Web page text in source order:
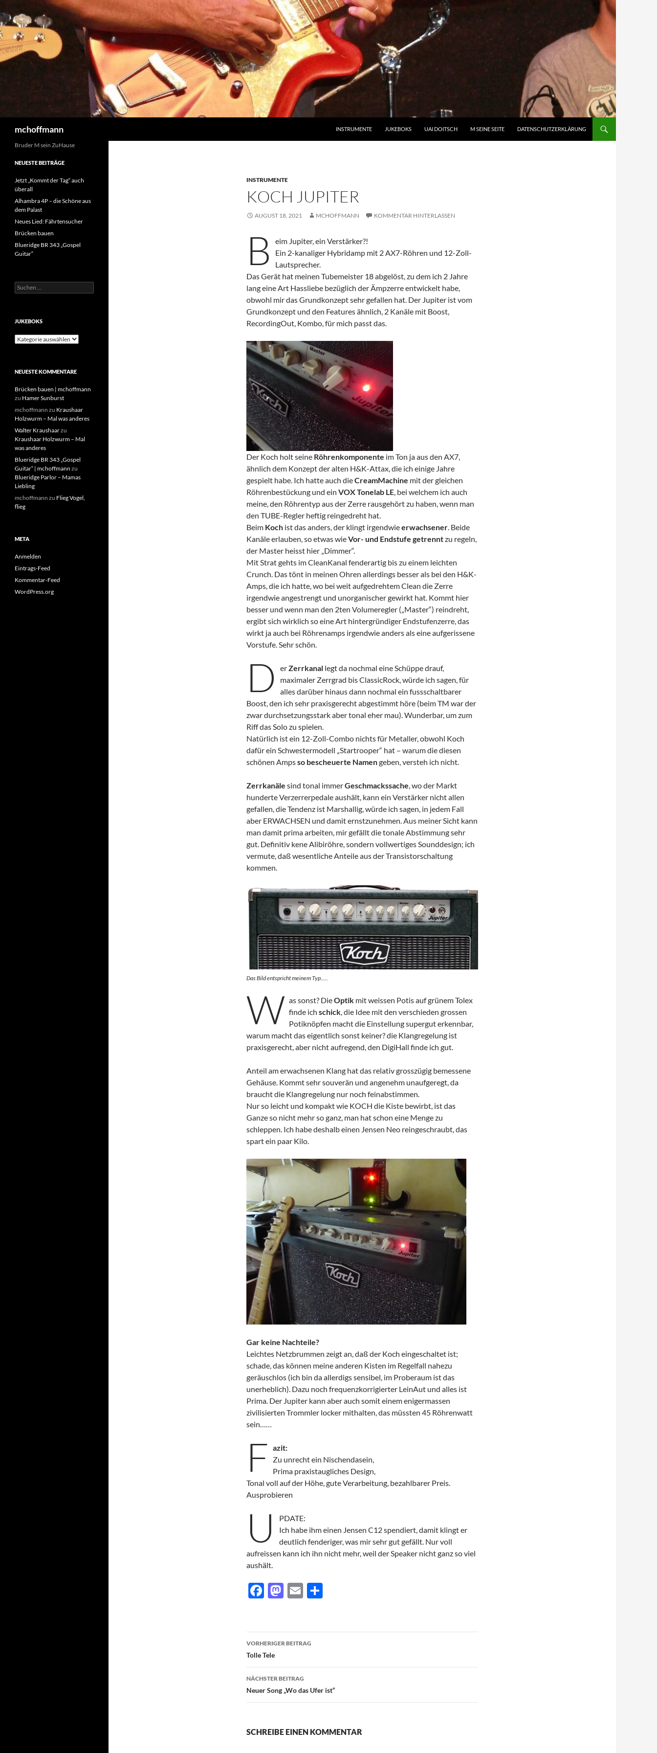
Inhalt
springen
mchoffmann INSTRUMENTE JUKEBOKS UAI DOITSCH M SEINE SEITE DATENSCHUTZERKLÄRUNG
INSTRUMENTE
KOCH JUPITER
AUGUST 18, 2021 MCHOFFMANN KOMMENTAR HINTERLASSEN
B
eim Jupiter, ein Verstärker?!
Ein 2-kanaliger Hybridamp mit 2 AX7-Röhren und 12-Zoll-
Lautsprecher.
Das Gerät hat meinen Tubemeister 18 abgelöst, zu dem ich 2 Jahre
lang eine Art Hassliebe bezüglich der Ämpzerre entwickelt habe,
obwohl mir das Grundkonzept sehr gefallen hat. Der Jupiter ist vom
Grundkonzept und den Features ähnlich, 2 Kanäle mit Boost,
RecordingOut, Kombo, für mich passt das.
Der Koch holt seine Röhrenkomponente im Ton ja aus den AX7,
ähnlich dem Konzept der alten H&K-Attax, die ich einige Jahre
gespielt habe. Ich hatte auch dieCreamMachine mit der gleichen
Röhrenbestückung und ein VOX Tonelab LE, bei welchem ich auch
meine, den Röhrentyp aus der Zerre rausgehört zu haben, wenn man
den TUBE-Regler heftig reingedreht hat.
Beim Koch ist das anders, der klingt irgendwieerwachsener. Beide
Kanäle erlauben, so etwas wieVor- und Endstufe getrenntzu regeln,
der Master heisst hier „Dimmer“.
Mit Strat gehts im CleanKanal fenderartig bis zu einem leichten
Crunch. Das tönt in meinen Ohren allerdings besser als bei den H&K-
Amps, die ich hatte, wo bei weit aufgedrehtem Clean die Zerre
irgendwie angestrengt und unorganischer gewirkt hat. Kommt hier
besser und wenn man den 2ten Volumeregler („Master“) reindreht,
ergibt sich wirklich so eine Art hintergründiger Endstufenzerre, das
wirkt ja auch bei Röhrenamps irgendwie anders als eine aufgerissene
Vorstufe. Sehr schön.
D erZerrkanal legt da nochmal eine Schüppe drauf,
maximaler Zerrgrad bis ClassicRock, würde ich sagen, für
alles darüber hinaus dann nochmal ein fussschaltbarer
Boost, den ich sehr praxisgerecht abgestimmt höre (beim TM war der
zwar durchsetzungsstark aber tonal eher mau). Wunderbar, um zum
Riff das Solo zu spielen.
Natürlich ist ein 12-Zoll-Combo nichts für Metaller, obwohl Koch
dafür ein Schwestermodell „Startrooper“ hat – warum die diesen
schönen Ampsso bescheuerte Namengeben, versteh ich nicht.
Zerrkanäle sind tonal immerGeschmackssache, wo der Markt
hunderte Verzerrerpedale aushält, kann ein Verstärker nicht allen
gefallen, die Tendenz ist Marshallig, würde ich sagen, in jedem Fall
aber ERWACHSEN und damit ernstzunehmen. Aus meiner Sicht kann
man damit prima arbeiten, mir gefällt die tonale Abstimmung sehr
gut. Definitiv kene Alibiröhre, sondern vollwertiges Sounddesign; ich
vermute, daß wesentliche Anteile aus der Transistorschaltung
kommen.
Das Bild entspricht meinem Typ…..
W as sonst? DieOptik mit weissen Potis auf grünem Tolex
finde ich schick, die Idee mit den verschieden grossen
Potiknöpfen macht die Einstellung supergut erkennbar,
warum macht das eigentlich sonst keiner? die Klangregelung ist
praxisgerecht, aber nicht aufregend, den DigiHall finde ich gut.
Anteil am erwachsenen Klang hat das relativ grosszügig bemessene
Gehäuse. Kommt sehr souverän und angenehm unaufgeregt, da
braucht die Klangregelung nur noch feinabstimmen.
Nur so leicht und kompakt wie KOCH die Kiste bewirbt, ist das
Ganze so nicht mehr so ganz, man hat schon eine Menge zu
schleppen. Ich habe deshalb einen Jensen Neo reingeschraubt, das
spart ein paar Kilo.
Gar keine Nachteile?
Leichtes Netzbrummen zeigt an, daß der Koch eingeschaltet ist;
schade, das können meine anderen Kisten im Regelfall nahezu
geräuschlos (ich bin da allerdigs sensibel, im Proberaum ist das
unerheblich). Dazu noch frequenzkorrigierter LeinAut und alles ist
Prima. Der Jupiter kann aber auch somit einem enigermassen
zivilisierten Trommler locker mithalten, das müssten 45 Röhrenwatt
sein……
F azit:
Zu unrecht ein Nischendasein,
Prima praxistaugliches Design,
Tonal voll auf der Höhe, gute Verarbeitung, bezahlbarer Preis.
Ausprobieren
U
PDATE:
Ich habe ihm einen Jensen C12 spendiert, damit klingt er
deutlich fenderiger, was mir sehr gut gefällt. Nur voll
aufreissen kann ich ihn nicht mehr, weil der Speaker nicht ganz so viel
aushält.
F
b
o
o
k
M
d
n
E
n
Beitragsnavigation
VORHERIGER BEITRAG
Tolle Tele
NÄCHSTER BEITRAG
Neuer Song „Wo das Ufer ist“
SCHREIBE EINEN KOMMENTAR
Bruder M sein ZuHause
NEUESTE BEITRÄGE
Jetzt „Kommt der Tag“ auch
überall
Alhambra 4P – die Schöne aus
dem Palast
Neues Lied: Fährtensucher
Brücken bauen
Blueridge BR 343 „Gospel
Guitar“
Suchen
nach:
JUKEBOKS
JukeBoks
NEUESTE KOMMENTARE
Brücken bauen | mchoffmann
zu Hamer Sunburst
mchoffmann zu Kraushaar
Holzwurm – Mal was anderes
Walter Kraushaarzu
Kraushaar Holzwurm – Mal
was anderes
Blueridge BR 343 „Gospel
Guitar“ | mchoffmann zu
Blueridge Parlor – Mamas
Liebling
mchoffmann zu Flieg Vogel,
flieg
META
Anmelden
Eintrags-Feed
Kommentar-Feed
WordPress.org